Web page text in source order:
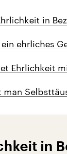
in
ehrliches
Ehrlichkeit
man
in